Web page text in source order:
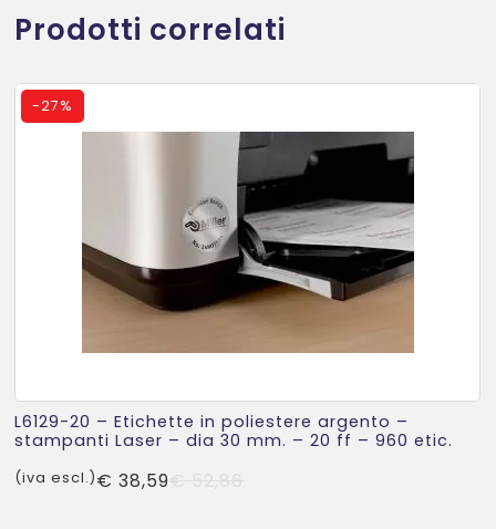
Prodotti correlati
-27%
L6129-20 – Etichette in poliestere argento –
stampanti Laser – dia 30 mm. – 20 ff – 960 etic.
€ 38,59
(iva escl.)